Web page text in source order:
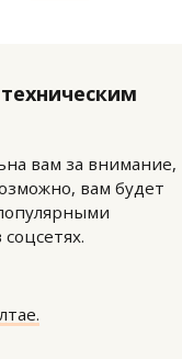
вам за внимание,
вам будет
Смелость